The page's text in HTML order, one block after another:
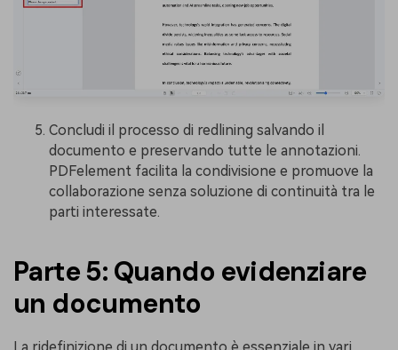
Concludi il processo di redlining salvando il
documento e preservando tutte le annotazioni.
PDFelement facilita la condivisione e promuove la
collaborazione senza soluzione di continuità tra le
parti interessate.
Parte 5: Quando evidenziare
un documento